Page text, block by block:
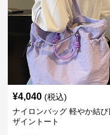
¥4,040 (税込)
ナイロンバッグ 軽やか結
ザイントート